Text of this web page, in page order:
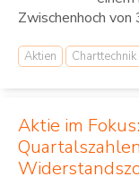
Zwischenhoch von
Aktien Charttechnik
Aktie im